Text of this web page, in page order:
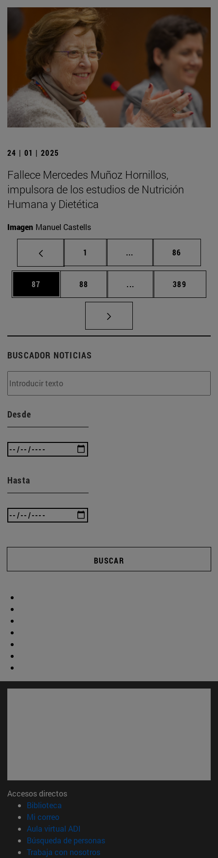
24 | 01 | 2025
Fallece Mercedes Muñoz Hornillos,
impulsora de los estudios de Nutrición
Humana y Dietética
Imagen Manuel Castells
Página
1 ... Páginas intermedias
Página
86
Página
87 Página
88 ... Páginas intermedias
Página
389
BUSCADOR NOTICIAS
Desde
Hasta
BUSCAR
Accesos directos
Biblioteca
Mi correo(abre en nueva ventana)
Aula virtual ADI
Búsqueda de personas(abre en nueva ventana)
Trabaja con nosotros(abre en nueva ventana)